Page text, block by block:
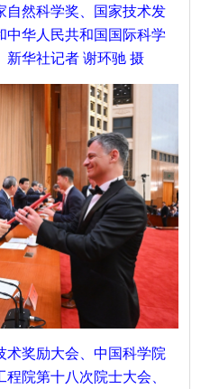
自然科学奖、国家技术发
中华人民共和国国际科学
新华社记者 谢环驰 摄
术奖励大会、中国科学院
院第十八次院士大会、